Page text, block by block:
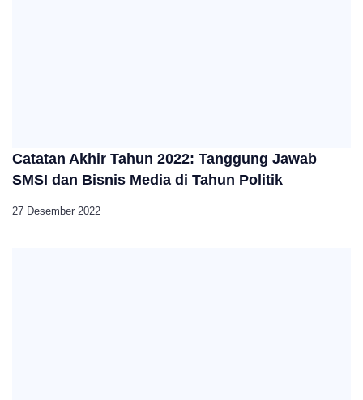
Catatan Akhir Tahun 2022: Tanggung Jawab
SMSI dan Bisnis Media di Tahun Politik
27 Desember 2022